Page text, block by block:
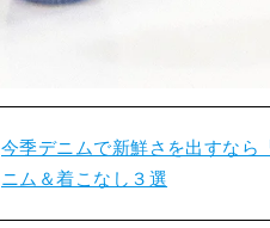
今季デニムで新鮮さを出すなら
ニム＆着こなし３選